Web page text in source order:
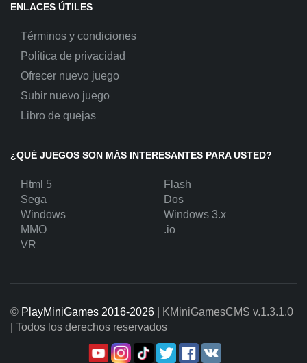
ENLACES ÚTILES
Términos y condiciones
Política de privacidad
Ofrecer nuevo juego
Subir nuevo juego
Libro de quejas
¿QUÉ JUEGOS SON MÁS INTERESANTES PARA USTED?
Html 5
Flash
Sega
Dos
Windows
Windows 3.x
MMO
.io
VR
© PlayMiniGames 2016-2026 | KMiniGamesCMS v.1.3.1.0
| Todos los derechos reservados